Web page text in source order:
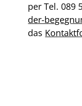
per Tel. 089
der-
das